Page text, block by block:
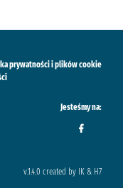
prywatności i plików cookie
Jesteśmy na:
v.1.4.0 created by IK & H7